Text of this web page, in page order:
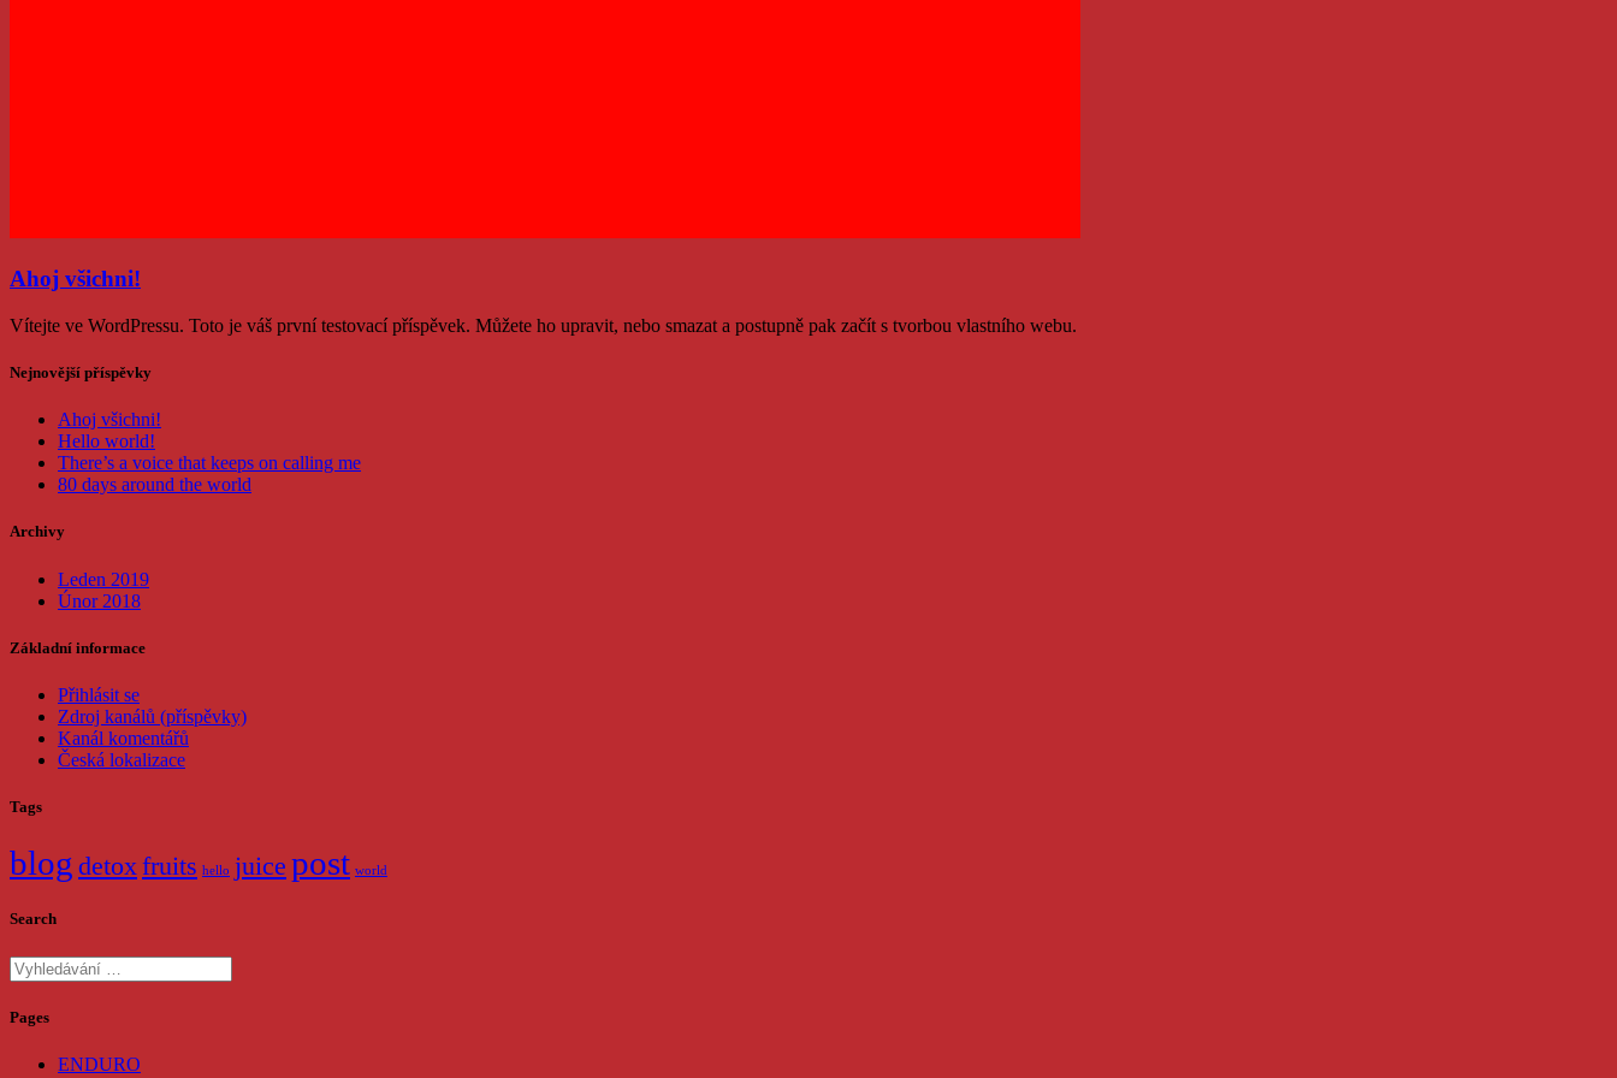
Ahoj všichni!
Vítejte ve WordPressu. Toto je váš první testovací příspěvek. Můžete ho upravit, nebo smazat a postupně pak začít s tvorbou vlastního webu.
Nejnovější příspěvky
Ahoj všichni!
Hello world!
There’s a voice that keeps on calling me
80 days around the world
Archivy
Leden 2019
Únor 2018
Základní informace
Přihlásit se
Zdroj kanálů (příspěvky)
Kanál komentářů
Česká lokalizace
Tags
blog detoxfruits hello juice post world
Search
Vyhledat:
Pages
ENDURO